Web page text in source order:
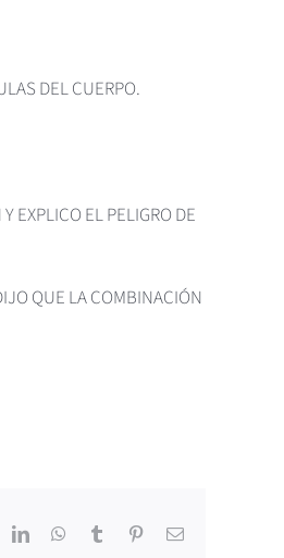
DEL CUERPO.
EXPLICO EL PELIGRO DE
QUE LA COMBINACIÓN
LinkedInWhatsApp
Tumblr PinterestCorreo